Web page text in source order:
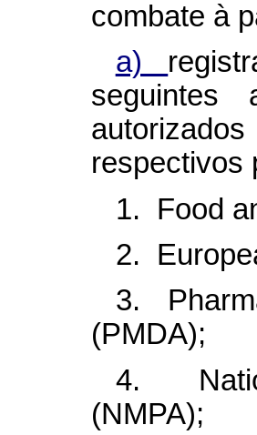
combate à
a)
seguintes
respectivos
1. Food
2.
3.
(PMDA);
4.
(NMPA);